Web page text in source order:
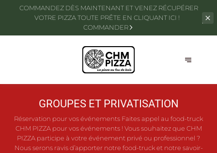
COMMANDEZ DÈS MAINTENANT ET VENEZ RÉCUPÉRER
VOTRE PIZZA TOUTE PRÊTE EN CLIQUANT ICI !
COMMANDER
GROUPES ET PRIVATISATION
Réservation pour vos événements Faites appel au food-truck
CHM PIZZA pour vos événements ! Vous souhaitez que CHM
PIZZA participe à votre événement privé ou professionnel ?
Nous serons ravis d’apporter notre food-truck et notre savoir-